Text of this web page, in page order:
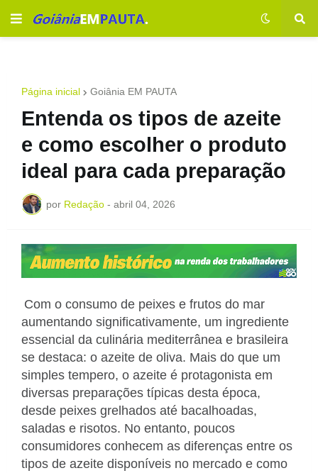
Página inicial Goiânia EM PAUTA
Entenda os tipos de azeite
e como escolher o produto
ideal para cada preparação
por Redação - abril 04, 2026
Com o consumo de peixes e frutos do mar
aumentando significativamente, um ingrediente
essencial da culinária mediterrânea e brasileira
se destaca: o azeite de oliva. Mais do que um
simples tempero, o azeite é protagonista em
diversas preparações típicas desta época,
desde peixes grelhados até bacalhoadas,
saladas e risotos. No entanto, poucos
consumidores conhecem as diferenças entre os
tipos de azeite disponíveis no mercado e como